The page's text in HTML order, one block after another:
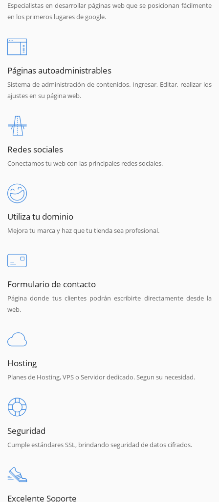
Especialistas en desarrollar páginas web que se posicionan fácilmente
en los primeros lugares de google.
Páginas autoadministrables
Sistema de administración de contenidos. Ingresar, Editar, realizar los
ajustes en su página web.
Redes sociales
Conectamos tu web con las principales redes sociales.
Utiliza tu dominio
Mejora tu marca y haz que tu tienda sea profesional.
Formulario de contacto
Página donde tus clientes podrán escribirte directamente desde la
web.
Hosting
Planes de Hosting, VPS o Servidor dedicado. Segun su necesidad.
Seguridad
Cumple estándares SSL, brindando seguridad de datos cifrados.
Excelente Soporte